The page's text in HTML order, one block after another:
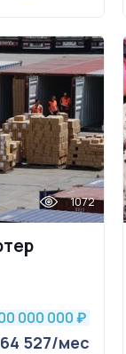
1072
000 000 ₽
527/мес